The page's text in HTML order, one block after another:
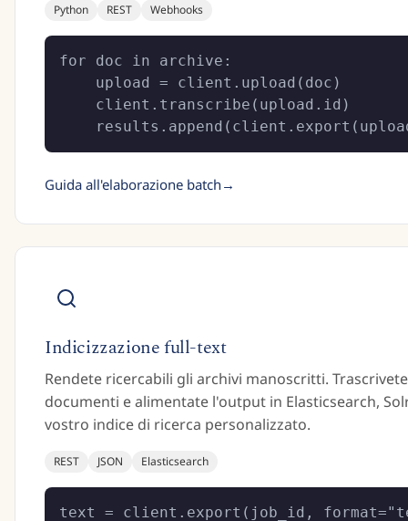
Python REST Webhooks
for doc in archive:
    upload = client.upload(doc)
    client.transcribe(upload.id)
Guida all'elaborazione batch →
Indicizzazione full-text
Rendete ricercabili gli archivi manoscritti.
documenti e alimentate l'output in Elasticsearch,
vostro indice di ricerca personalizzato.
REST JSON Elasticsearch
text = client.export(job_id,